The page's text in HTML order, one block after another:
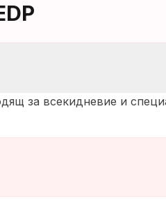
за всекидневие и